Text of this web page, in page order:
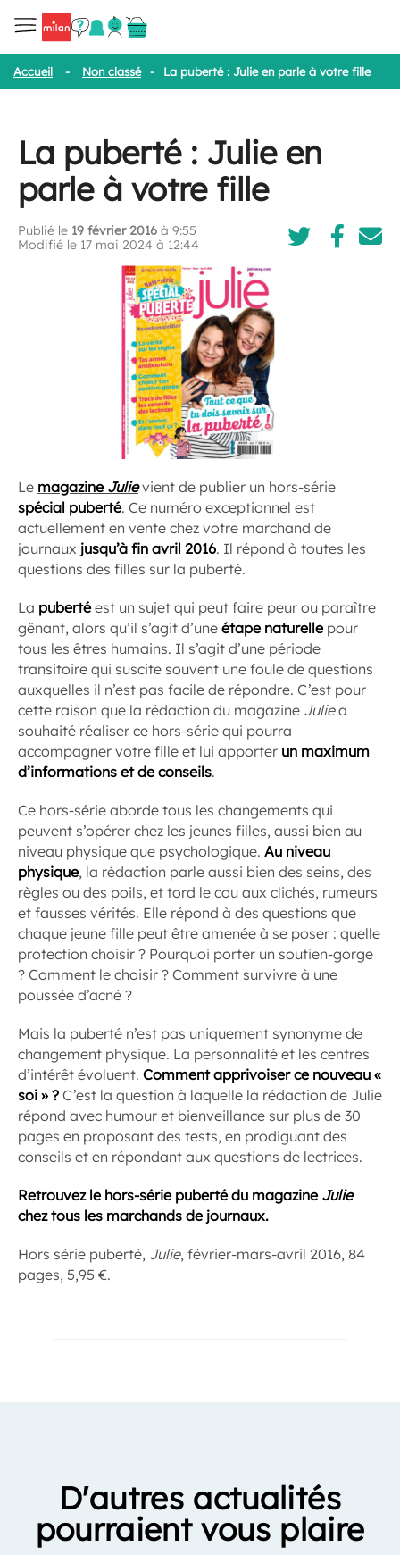
Accueil - Non classé - La puberté : Julie en parle à votre fille
La puberté : Julie en
parle à votre fille
Publié le 19 février 2016 à 9:55
Modifié le 17 mai 2024 à 12:44
Le magazine Julievient de publier un hors-série
spécial puberté. Ce numéro exceptionnel est
actuellement en vente chez votre marchand de
journaux jusqu’à fin avril 2016. Il répond à toutes les
questions des filles sur la puberté.
La pubertéest un sujet qui peut faire peur ou paraître
gênant, alors qu’il s’agit d’une étape naturellepour
tous les êtres humains. Il s’agit d’une période
transitoire qui suscite souvent une foule de questions
auxquelles il n’est pas facile de répondre. C’est pour
cette raison que la rédaction du magazine Juliea
souhaité réaliser ce hors-série qui pourra
accompagner votre fille et lui apporter un maximum
d’informations et de conseils.
Ce hors-série aborde tous les changements qui
peuvent s’opérer chez les jeunes filles, aussi bien au
niveau physique que psychologique. Au niveau
physique, la rédaction parle aussi bien des seins, des
règles ou des poils, et tord le cou aux clichés, rumeurs
et fausses vérités. Elle répond à des questions que
chaque jeune fille peut être amenée à se poser : quelle
protection choisir ? Pourquoi porter un soutien-gorge
? Comment le choisir ? Comment survivre à une
poussée d’acné ?
Mais la puberté n’est pas uniquement synonyme de
changement physique. La personnalité et les centres
d’intérêt évoluent. Comment apprivoiser ce nouveau «
soi » ? C’est la question à laquelle la rédaction de Julie
répond avec humour et bienveillance sur plus de 30
pages en proposant des tests, en prodiguant des
conseils et en répondant aux questions de lectrices.
Retrouvez le hors-série puberté du magazine Julie
chez tous les marchands de journaux.
Hors série puberté, Julie, février-mars-avril 2016, 84
pages, 5,95 €.
D'autres actualités
pourraient vous plaire